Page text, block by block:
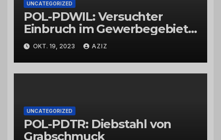
UNCATEGORIZED
POL-PDWIL: Versuchter
Einbruch im Gewerbegebiet
Wittlich
OKT. 19, 2023 AZIZ
UNCATEGORIZED
POL-PDTR: Diebstahl von
Grabschmuck